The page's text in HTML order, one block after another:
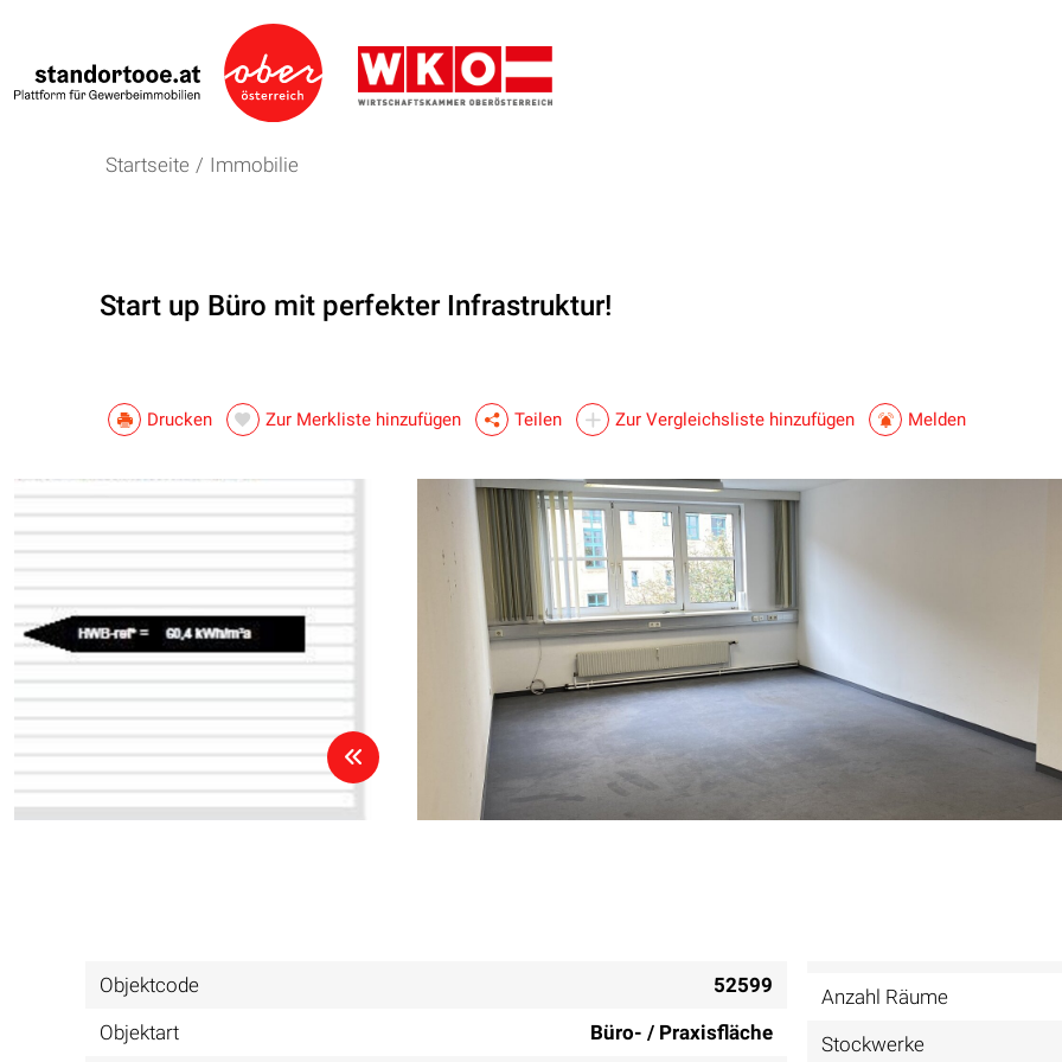
Startseite / Immobilie
Start up Büro mit perfekter Infrastruktur!
Drucken Zur Merkliste hinzufügen Teilen Zur Vergleichsliste hinzufügen Melden
Objektcode
52599
Objektart
Büro- / Praxisfläche
Anzahl Räume
Stockwerke